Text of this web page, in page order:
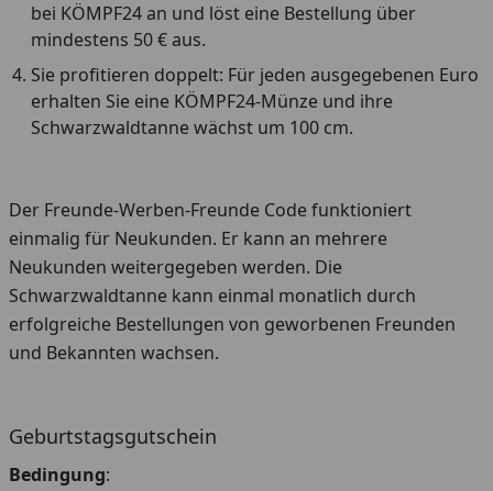
bei KÖMPF24 an und löst eine Bestellung über
mindestens 50 € aus.
Sie profitieren doppelt: Für jeden ausgegebenen Euro
erhalten Sie eine KÖMPF24-Münze und ihre
Schwarzwaldtanne wächst um 100 cm.
Der Freunde-Werben-Freunde Code funktioniert
einmalig für Neukunden. Er kann an mehrere
Neukunden weitergegeben werden. Die
Schwarzwaldtanne kann einmal monatlich durch
erfolgreiche Bestellungen von geworbenen Freunden
und Bekannten wachsen.
Geburtstagsgutschein
Bedingung: